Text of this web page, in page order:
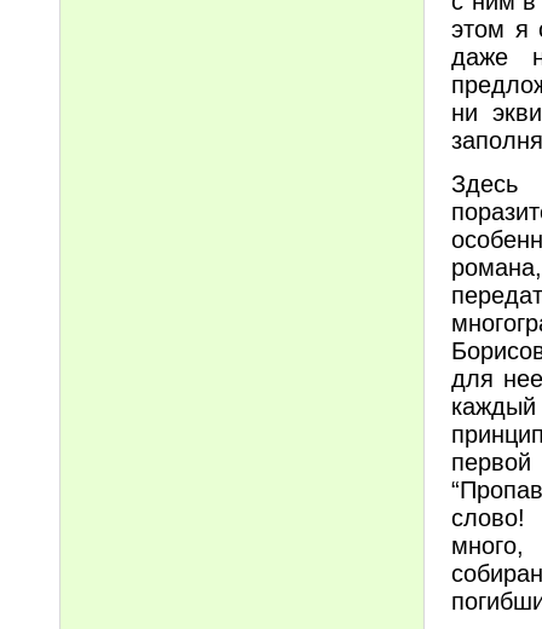
этом я
даже
ни
Здесь
для
первой
слово!